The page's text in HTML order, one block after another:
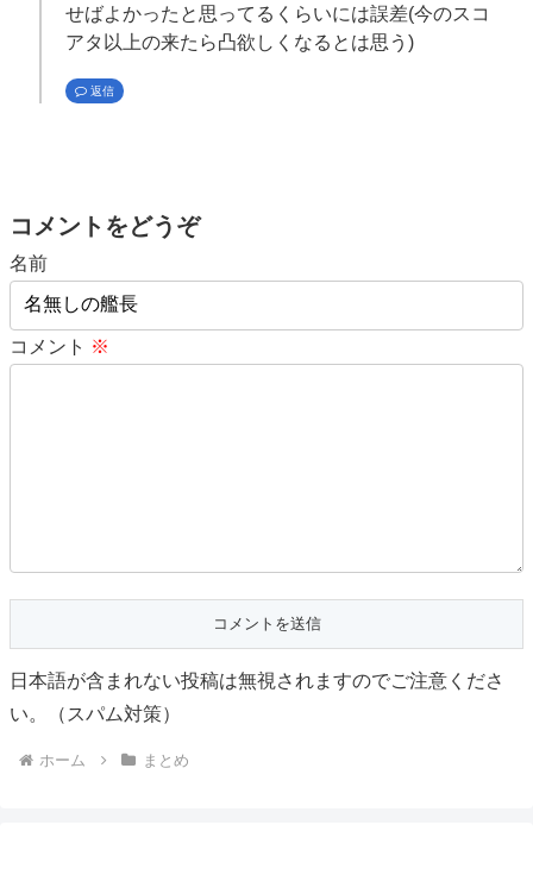
せばよかったと思ってるくらいには誤差(今のスコ
アタ以上の来たら凸欲しくなるとは思う)
返信
コメントをどうぞ
名前
コメント ※
日本語が含まれない投稿は無視されますのでご注意くださ
い。（スパム対策）
ホーム まとめ